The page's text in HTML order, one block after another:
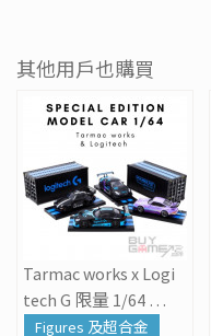
其他用戶也購買
Tarmac works x Logi
tech G 限量 1/64 跑
車模型
Figures 及超合金